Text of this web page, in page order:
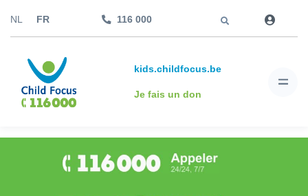
NL FR 116 000
kids.childfocus.be
Je fais un don